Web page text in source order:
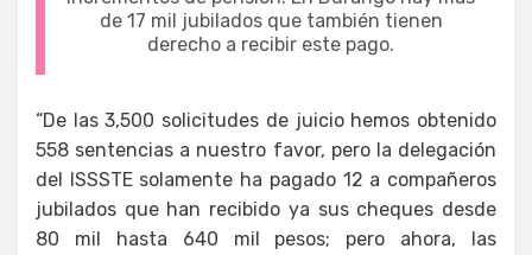
de 17 mil jubilados que también tienen
derecho a recibir este pago.
“De las 3,500 solicitudes de juicio hemos obtenido
558 sentencias a nuestro favor, pero la delegación
del ISSSTE solamente ha pagado 12 a compañeros
jubilados que han recibido ya sus cheques desde
80 mil hasta 640 mil pesos; pero ahora, las